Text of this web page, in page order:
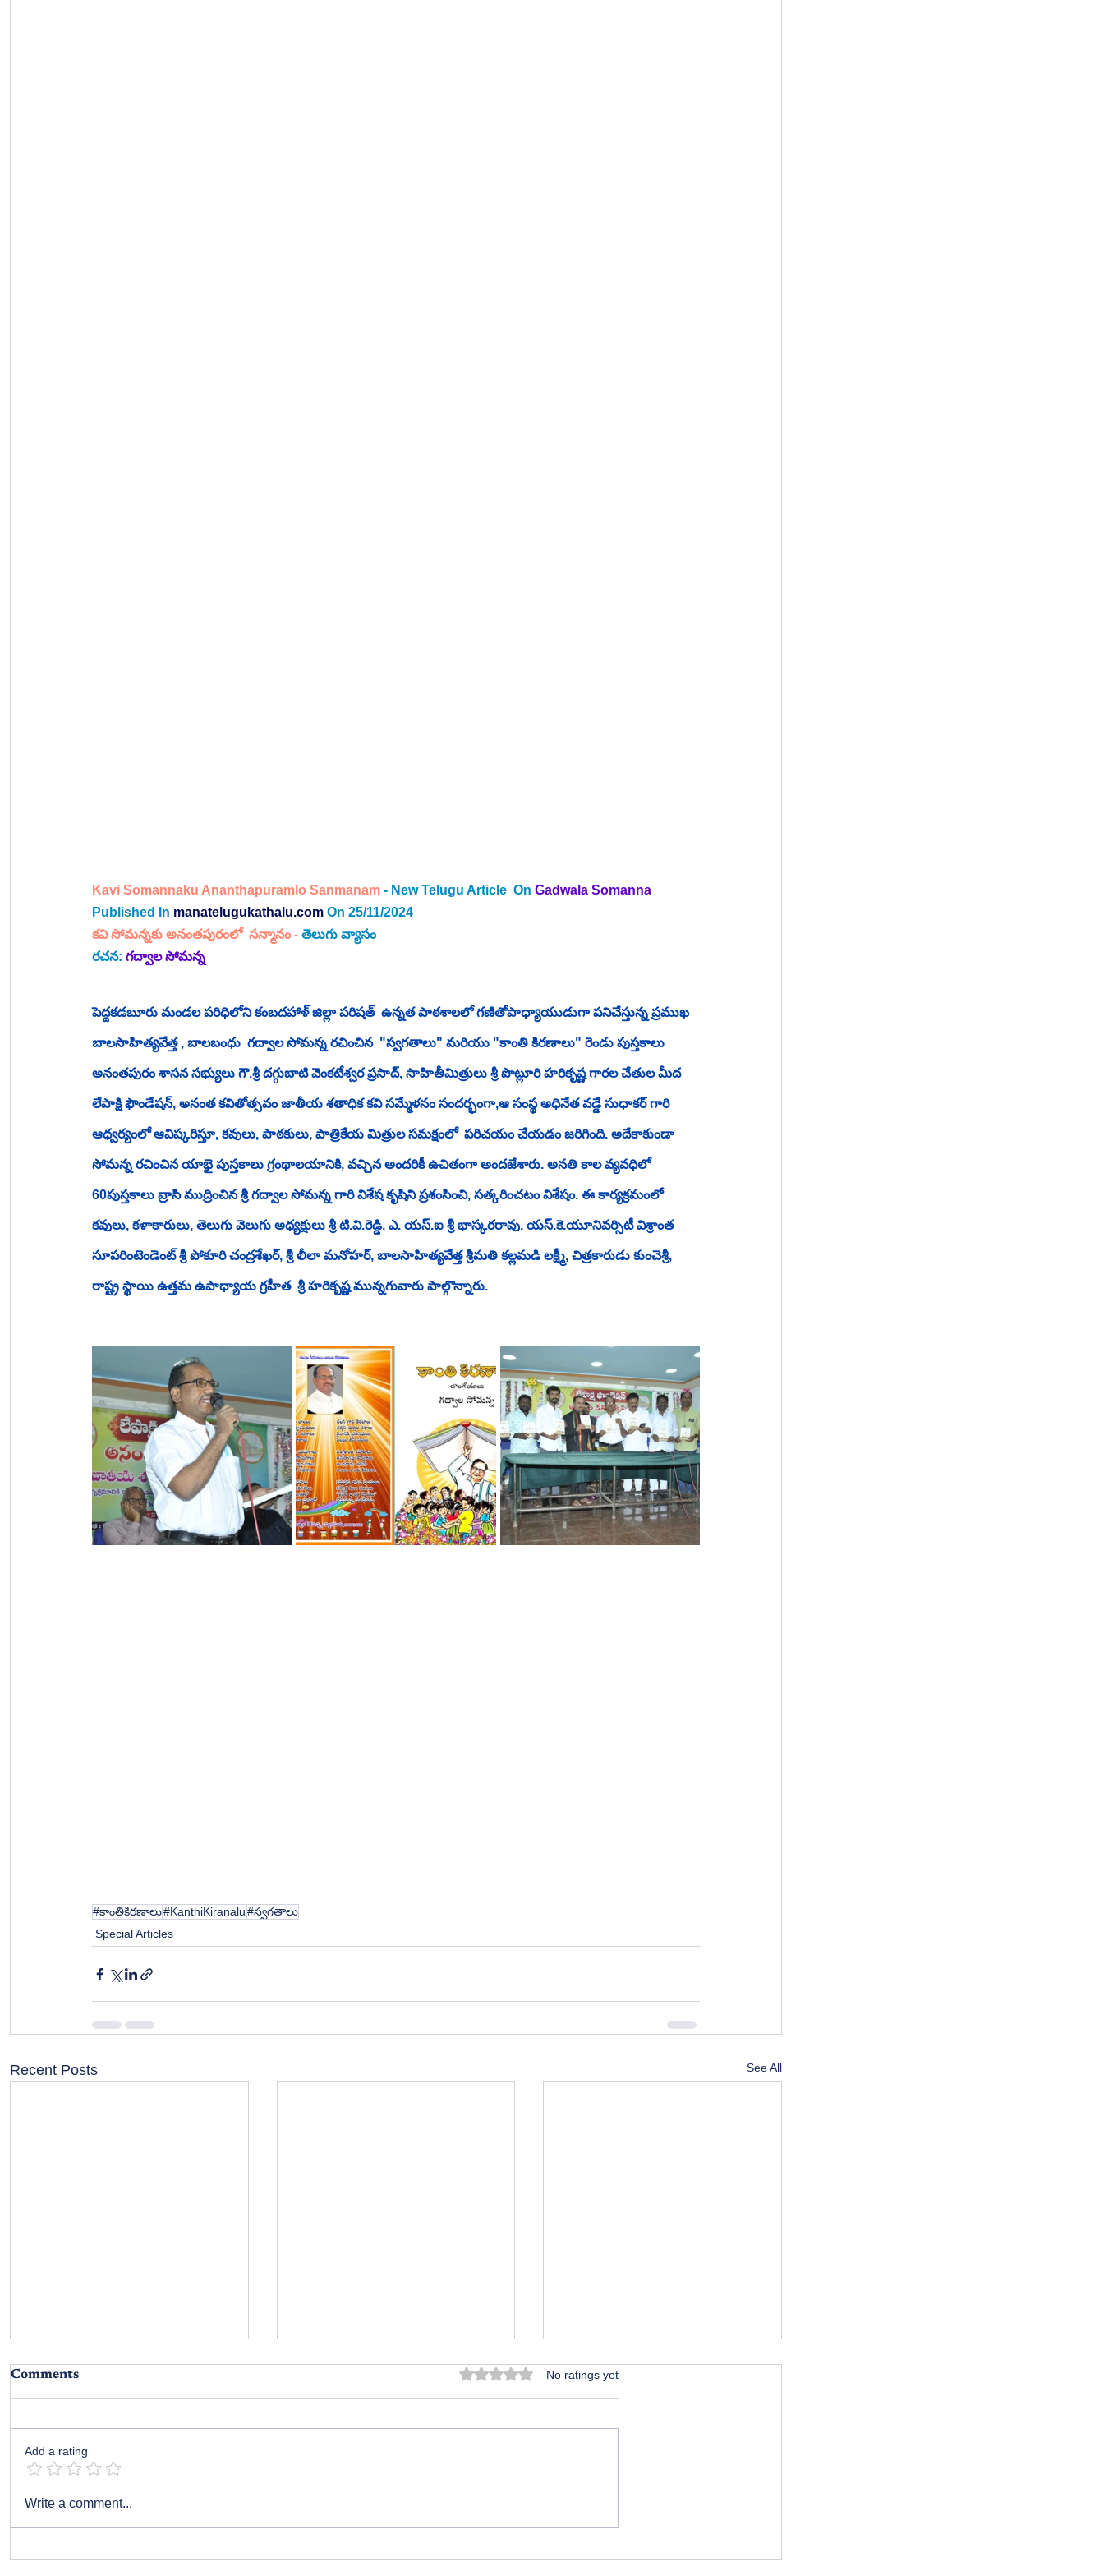
Kavi Somannaku Ananthapuramlo Sanmanam - New Telugu Article  On Gadwala Somanna
Published In manatelugukathalu.com On 25/11/2024
కవి సోమన్నకు అనంతపురంలో  సన్మానం - తెలుగు వ్యాసం
రచన: గద్వాల సోమన్న
పెద్దకడబూరు మండల పరిధిలోని కంబదహాళ్ జిల్లా పరిషత్  ఉన్నత పాఠశాలలో గణితోపాధ్యాయుడుగా పనిచేస్తున్న ప్రముఖ
బాలసాహిత్యవేత్త , బాలబంధు  గద్వాల సోమన్న రచించిన  "స్వగతాలు" మరియు "కాంతి కిరణాలు" రెండు పుస్తకాలు
అనంతపురం శాసన సభ్యులు గౌ.శ్రీ దగ్గుబాటి వెంకటేశ్వర ప్రసాద్, సాహితీమిత్రులు శ్రీ పొట్లూరి హరికృష్ణ గారల చేతుల మీద
లేపాక్షి ఫౌండేషన్, అనంత కవితోత్సవం జాతీయ శతాధిక కవి సమ్మేళనం సందర్భంగా,ఆ సంస్థ అధినేత వడ్డే సుధాకర్ గారి
ఆధ్వర్యంలో ఆవిష్కరిస్తూ, కవులు, పాఠకులు, పాత్రికేయ మిత్రుల సమక్షంలో  పరిచయం చేయడం జరిగింది. అదేకాకుండా
సోమన్న రచించిన యాభై పుస్తకాలు గ్రంథాలయానికి, వచ్చిన అందరికీ ఉచితంగా అందజేశారు. అనతి కాల వ్యవధిలో
60పుస్తకాలు వ్రాసి ముద్రించిన శ్రీ గద్వాల సోమన్న గారి విశేష కృషిని ప్రశంసించి, సత్కరించటం విశేషం. ఈ కార్యక్రమంలో
కవులు, కళాకారులు, తెలుగు వెలుగు అధ్యక్షులు శ్రీ టి.వి.రెడ్డి, ఎ. యస్.ఐ శ్రీ భాస్కరరావు, యస్.కె.యూనివర్సిటీ విశ్రాంత
సూపరింటెండెంట్ శ్రీ పోకూరి చంద్రశేఖర్, శ్రీ లీలా మనోహర్, బాలసాహిత్యవేత్త శ్రీమతి కల్లమడి లక్ష్మీ, చిత్రకారుడు కుంచెశ్రీ,
రాష్ట్ర స్థాయి ఉత్తమ ఉపాధ్యాయ గ్రహీత  శ్రీ హరికృష్ణ మున్నగువారు పాల్గొన్నారు.
#కాంతికిరణాలు#KanthiKiranalu#స్వగతాలు
Special Articles
Recent Posts See All
విధి ఆడిన వింత నాటకం - పార్ట్ 15
దాగని నేరం
Comments Rated 0 out of 5 stars.
No ratings yet
Add a rating
Write a comment...